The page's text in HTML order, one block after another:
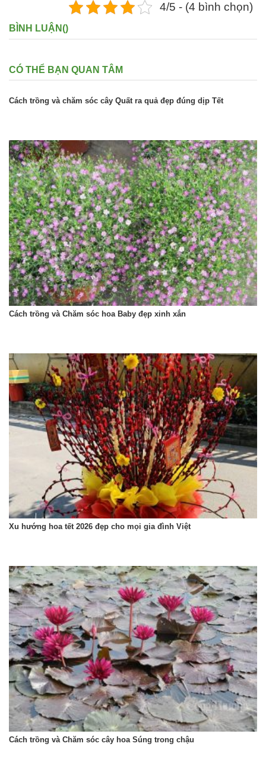
4/5 - (4 bình chọn)
BÌNH LUẬN()
CÓ THỂ BẠN QUAN TÂM
Cách trồng và chăm sóc cây Quất ra quả đẹp đúng dịp Tết
Cách trồng và Chăm sóc hoa Baby đẹp xinh xắn
Xu hướng hoa tết 2026 đẹp cho mọi gia đình Việt
Cách trồng và Chăm sóc cây hoa Súng trong chậu